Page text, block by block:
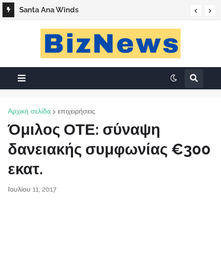
Santa Ana Winds
Αρχική σελίδα επιχειρήσεις
Όμιλος ΟΤΕ: σύναψη
δανειακής συμφωνίας €300
εκατ.
Ιουλίου 11, 2017